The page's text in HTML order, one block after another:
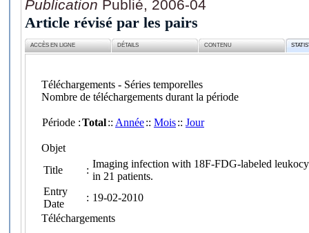
Publication Publié, 2006-04
Article révisé par les pairs
ACCÈS EN LIGNE DÉTAILS CONTENU